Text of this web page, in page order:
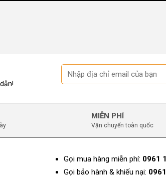
MIỄN PHÍ
Vận chuyển toàn quốc
Gọi mua hàng miễn phí: 0961
Gọi bảo hành & khiếu nại: